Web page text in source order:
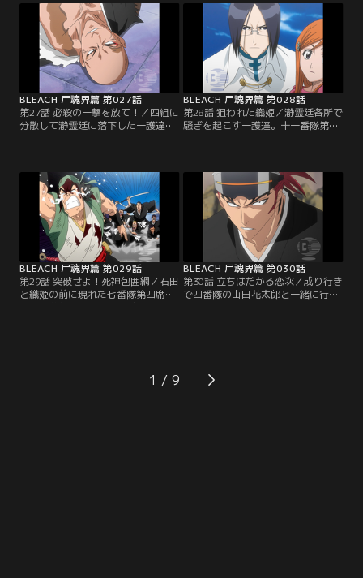
する夜一。しかし砲弾形成の練習で
力を使い果たした一護はその場で気
絶するように眠ってしまう。寝てい
る一護の側で必死に砲弾をコントロ
ールする口上を練習するガンジュ。
瀞霊廷突入には…。【提供：バンダ
イチャンネル】
こんまく）に引っかかってしまう。
必死に霊力を集中して無理やり突入
しようとする一護達。その瞬間、砲
弾が爆発。一護達はバラバラになっ
て瀞霊廷に落ちていく。石田と織
姫、チャド、夜一、そして…。【提
供：バンダイチャンネル】
BLEACH 尸魂界篇 第027話
第27話 必殺の一撃を放て！／四組に
分散して瀞霊廷に落下した一護達。
弓親とそれぞれに戦闘を開始する。
一角と死闘を繰り広げる一護。押さ
れ気味の一護だったが、次第に一角
の動きをとらえて反撃に打って出
る。ついに一角の鬼灯丸をかわして
必殺の一撃を放つ一護。【提供：バ
ンダイチャンネル】
BLEACH 尸魂界篇 第028話
第28話 狙われた織姫／瀞霊廷各所で
騒ぎを起こす一護達。十一番隊第三
親から必死に逃げていたが、ついに
追い詰められてしまう。背後に迫る
弓親。前方には霊力を遮断する『殺
気石（せっきせき）』で囲まれた巨
大な穴。絶体絶命のガンジュ。その
頃…。【提供：バンダイチャンネ
BLEACH 尸魂界篇 第029話
第29話 突破せよ！死神包囲網／石田
と織姫の前に現れた七番隊第四席の
一貫坂慈郎坊。最強の飛び道具使い
の刃を石田のクインシーの矢が叩き
落す。逆に追い詰められた慈郎坊
BLEACH 尸魂界篇 第030話
第30話 立ちはだかる恋次／成り行き
で四番隊の山田花太郎と一緒に行動
案内するのか花太郎に問う一護。花
太郎は、ルキアの世話係として過ご
1